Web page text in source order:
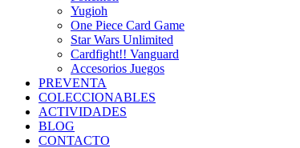
Yugioh
One Piece Card Game
Star Wars Unlimited
Cardfight!! Vanguard
Accesorios Juegos
PREVENTA
COLECCIONABLES
ACTIVIDADES
BLOG
CONTACTO